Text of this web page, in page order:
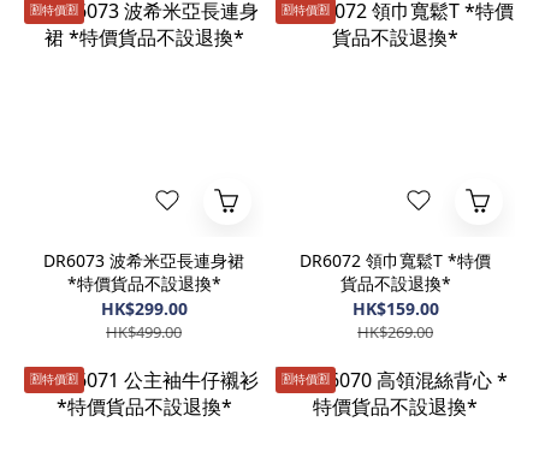
🈹️特價🈹️
DR6073 波希米亞長連身裙
*特價貨品不設退換*
HK$299.00
HK$499.00
🈹️特價🈹️
DR6072 領巾寬鬆T *特價
貨品不設退換*
HK$159.00
HK$269.00
🈹️特價🈹️ 🈹️特價🈹️